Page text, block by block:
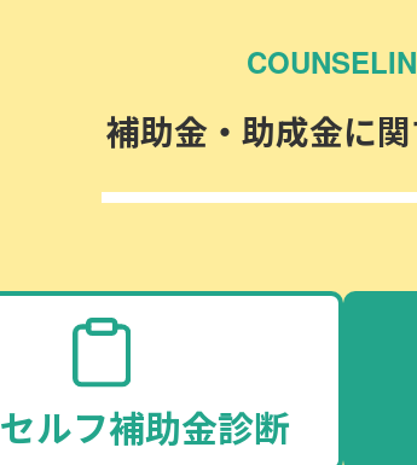
補助金・助成金に
セルフ補助金診断